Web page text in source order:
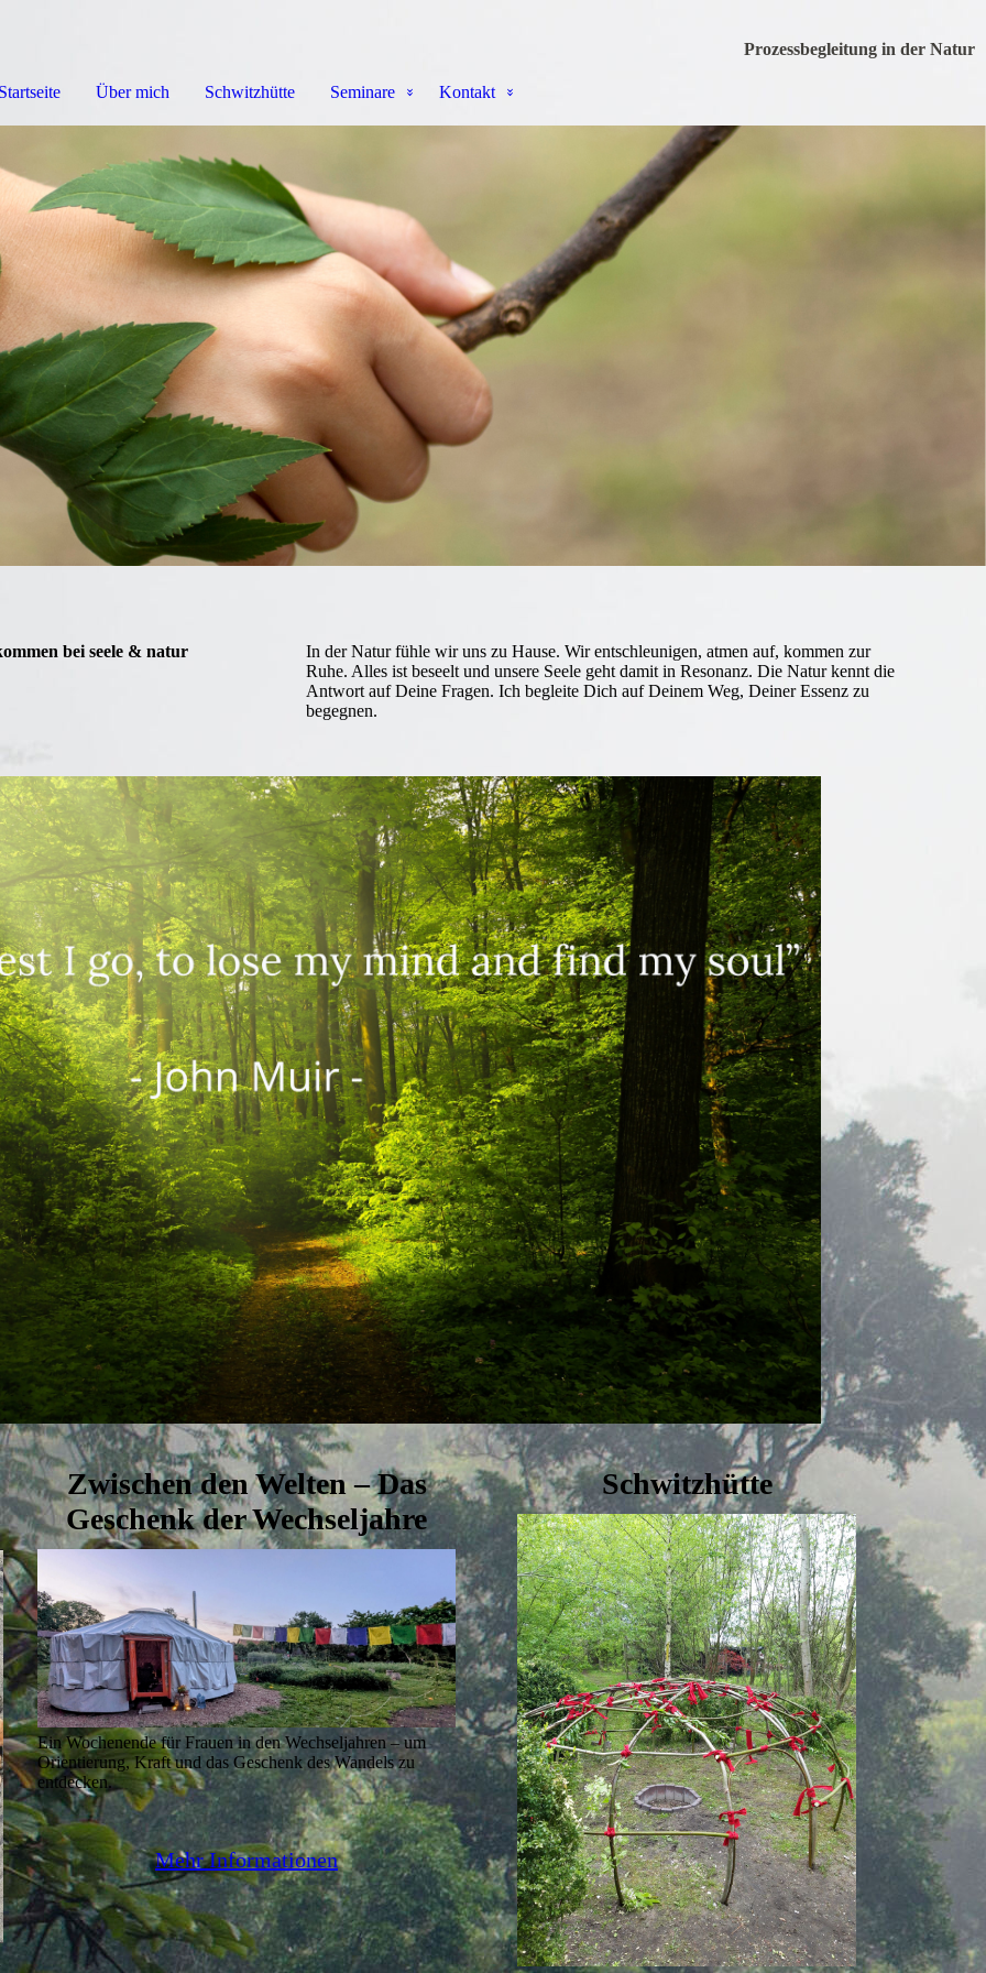
Prozessbegleitung in der Natur
Über mich Schwitzhütte Seminare Kontakt
bei seele & natur
In der Natur fühle wir uns zu Hause. Wir entschleunigen, atmen auf, kommen zur
Ruhe. Alles ist beseelt und unsere Seele geht damit in Resonanz. Die Natur kennt die
Antwort auf Deine Fragen. Ich begleite Dich auf Deinem Weg, Deiner Essenz zu
begegnen.
Zwischen den Welten – Das
Geschenk der Wechseljahre
Ein Wochenende für Frauen in den Wechseljahren – um
Orientierung, Kraft und das Geschenk des Wandels zu
entdecken.
Mehr Informationen
Schwitzhütte